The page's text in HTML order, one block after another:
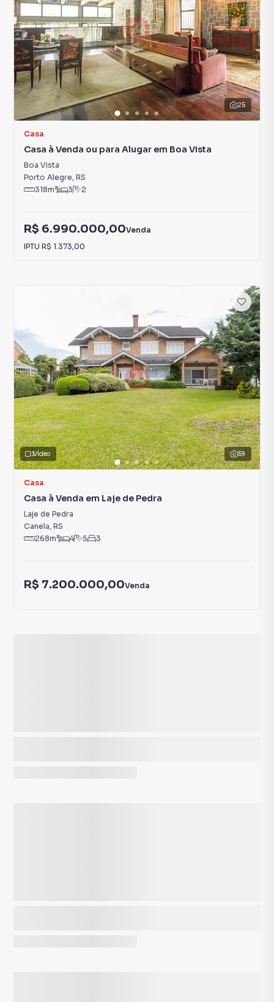
25
Casa
Casa à Venda ou para Alugar em Boa Vista
Boa Vista
Porto Alegre, RS
318m² 3 2
R$ 6.990.000,00Venda
IPTU R$ 1.373,00
59
Vídeo
Casa
Casa à Venda em Laje de Pedra
Laje de Pedra
Canela, RS
268m² 4 5 3
R$ 7.200.000,00Venda